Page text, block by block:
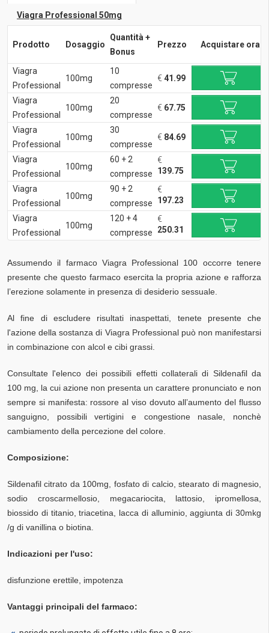
Viagra Professional 50mg
Prodotto Dosaggio
Quantità +
Bonus
Prezzo Acquistare ora
Viagra
Professional
100mg
10
compresse
€41.99
Viagra
Professional
100mg
20
compresse
€ 67.75
Viagra
Professional
100mg
30
compresse
€ 84.69
Viagra
Professional
100mg
60 + 2
compresse
€
139.75
Viagra
Professional
100mg
90 + 2
compresse
€
197.23
Viagra
Professional
100mg
120 + 4
compresse
€
250.31
Assumendo il farmaco Viagra Professional 100 occorre tenere
presente che questo farmaco esercita la propria azione e rafforza
l’erezione solamente in presenza di desiderio sessuale.
Al fine di escludere risultati inaspettati, tenete presente che
l'azione della sostanza di Viagra Professional può non manifestarsi
in combinazione con alcol e cibi grassi.
Consultate l'elenco dei possibili effetti collaterali di Sildenafil da
100 mg, la cui azione non presenta un carattere pronunciato e non
sempre si manifesta: rossore al viso dovuto all’aumento del flusso
sanguigno, possibili vertigini e congestione nasale, nonchè
cambiamento della percezione del colore.
Composizione:
Sildenafil citrato da 100mg, fosfato di calcio, stearato di magnesio,
sodio croscarmellosio, megacariocita, lattosio, ipromellosa,
biossido di titanio, triacetina, lacca di alluminio, aggiunta di 30mkg
/g di vanillina o biotina.
Indicazioni per l'uso:
disfunzione erettile, impotenza
Vantaggi principali del farmaco: